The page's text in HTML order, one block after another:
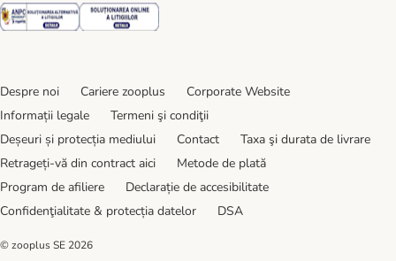
Security Security
Despre noi Cariere zooplus
Corporate Website
Informații legale
Termeni şi condiţii
Deșeuri și protecția mediului
Contact
Taxa şi durata de livrare
Retrageți-vă din contract aici
Metode de plată
Program de afiliere
Declarație de accesibilitate
Confidenţialitate & protecția datelor
DSA
© zooplus SE 2026